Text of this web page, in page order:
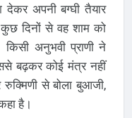
अपनी बग्घी तैयार
दिनों से वह शाम को
अनुभवी प्राणी ने
बढ़कर कोई मंत्र नहीं
से बोला बुआजी,
है।